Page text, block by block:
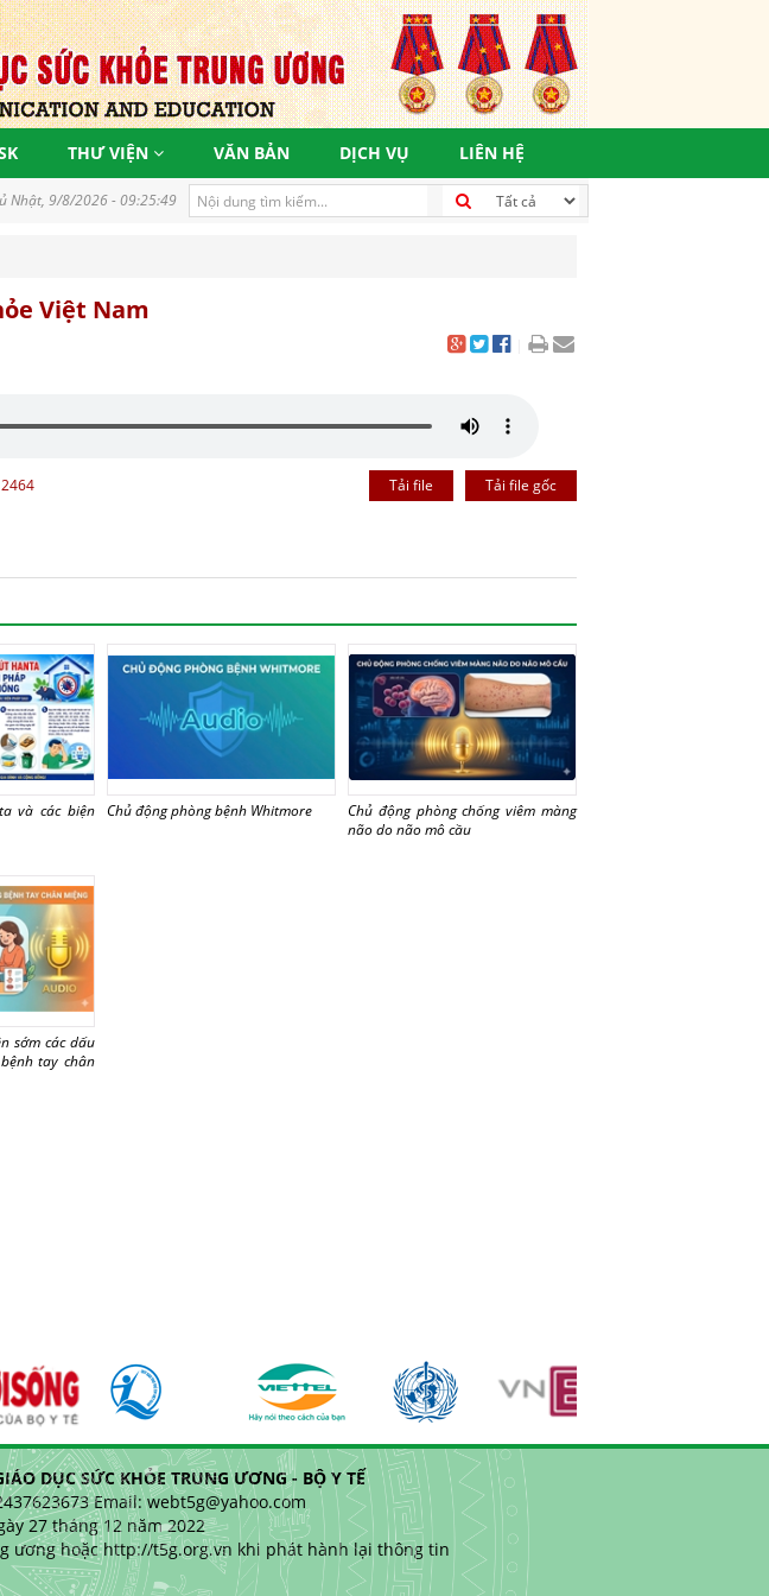
THƯ VIỆN VĂN BẢN DỊCH VỤ LIÊN HỆ
góp phần thực hiện mục tiêu phát triển bền vững, vì một tương lai tươi sáng
Nhật, 9/8/2026 - 09:25:49
Việt Nam
2464 Tải file gốc
Tải file
và các biện Chủ động phòng bệnh Whitmore
Chủ động phòng chống viêm màng
não do não mô cầu
sớm các dấu
tay chân
DỤC SỨC KHỎE TRUNG ƯƠNG - BỘ Y TẾ
Email: webt5g@yahoo.com
27 tháng 12 năm 2022
ương hoặc http://t5g.org.vn khi phát hành lại thông tin